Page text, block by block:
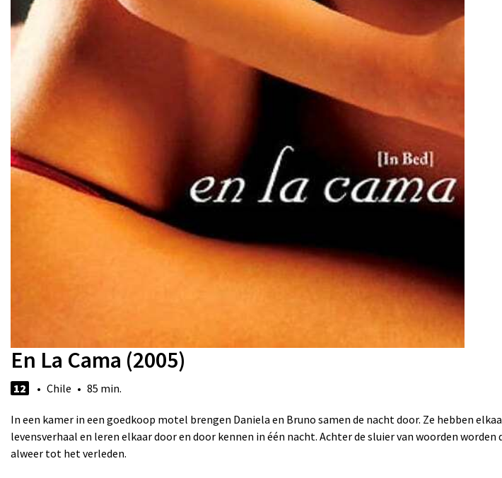
En La Cama (2005)
12 • Chile • 85 min.
In een kamer in een goedkoop motel brengen Daniela en Bruno samen de nacht door. Ze hebben
levensverhaal en leren elkaar door en door kennen in één nacht. Achter de sluier van woorden
alweer tot het verleden.